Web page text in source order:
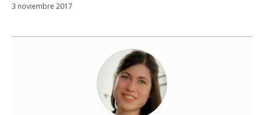
3 noviembre 2017